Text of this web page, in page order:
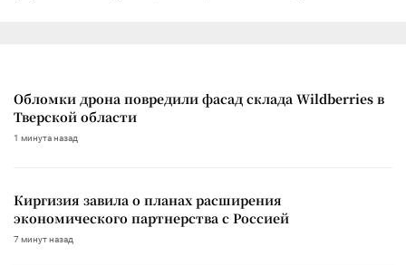
Обломки дрона повредили фасад склада Wildberries в
Тверской области
1 минута назад
Киргизия завила о планах расширения
экономического партнерства с Россией
7 минут назад